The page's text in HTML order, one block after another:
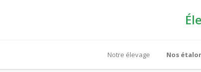
Notre élevage Nos